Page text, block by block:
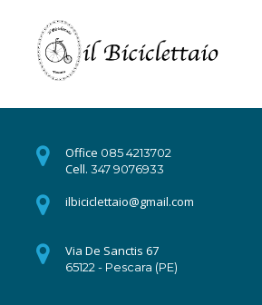
Office 085 4213702
Cell. 347 9076933
ilbiciclettaio@gmail.com
Via De Sanctis 67
65122 - Pescara (PE)